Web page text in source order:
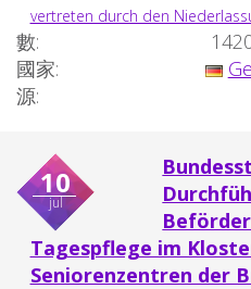
vertreten durch den
數:
國家:
源:
10
jul
Tagespflege im
Seniorenzentren der